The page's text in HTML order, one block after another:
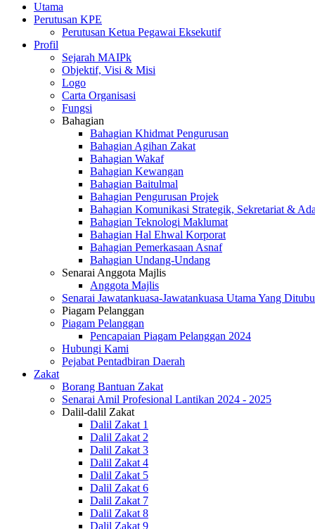
Utama
Perutusan KPE
Perutusan Ketua Pegawai Eksekutif
Profil
Sejarah MAIPk
Objektif, Visi & Misi
Logo
Carta Organisasi
Fungsi
Bahagian
Bahagian Khidmat Pengurusan
Bahagian Agihan Zakat
Bahagian Wakaf
Bahagian Kewangan
Bahagian Baitulmal
Bahagian Pengurusan Projek
Bahagian Komunikasi Strategik, Sekretariat &
Bahagian Teknologi Maklumat
Bahagian Hal Ehwal Korporat
Bahagian Pemerkasaan Asnaf
Bahagian Undang-Undang
Senarai Anggota Majlis
Anggota Majlis
Senarai Jawatankuasa-Jawatankuasa Utama Yang
Piagam Pelanggan
Piagam Pelanggan
Pencapaian Piagam Pelanggan 2024
Hubungi Kami
Pejabat Pentadbiran Daerah
Zakat
Borang Bantuan Zakat
Senarai Amil Profesional Lantikan 2024 - 2025
Dalil-dalil Zakat
Dalil Zakat 1
Dalil Zakat 2
Dalil Zakat 3
Dalil Zakat 4
Dalil Zakat 5
Dalil Zakat 6
Dalil Zakat 7
Dalil Zakat 8
Dalil Zakat 9